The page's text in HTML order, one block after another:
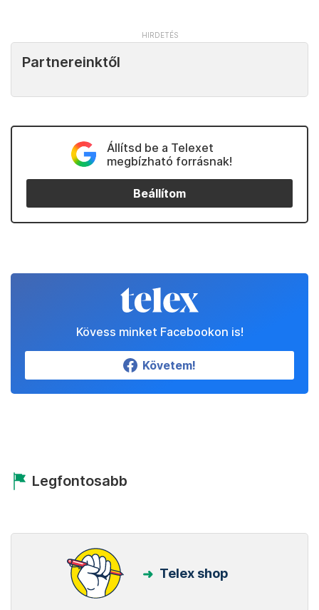
Partnereinktől
Állítsd be a Telexet
megbízható forrásnak!
Beállítom
Kövess minket Facebookon is!
Követem!
Legfontosabb
Telex shop